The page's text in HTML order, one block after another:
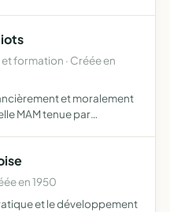
formation · Créée en
et moralement
MAM tenue par
en 1950
et le développement